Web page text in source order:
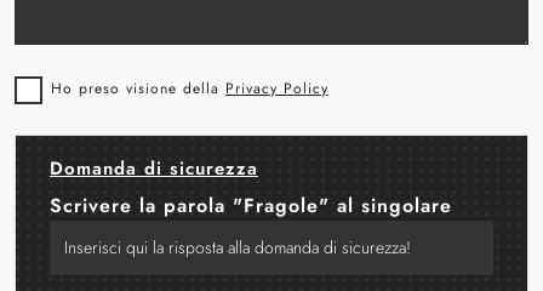
Ho preso visione della Privacy Policy
Domanda di sicurezza
Scrivere la parola "Fragole" al singolare